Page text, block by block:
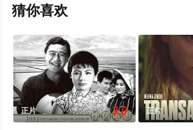
代丽卡·吉拉尔德洛,丽贝卡·安托纳奇
意大利 / 法国电影，手机免费观看
上星辰电影院，更多剧情信息可移
或剧情网等平台了解。
猜你喜欢
正片 3.0 正片